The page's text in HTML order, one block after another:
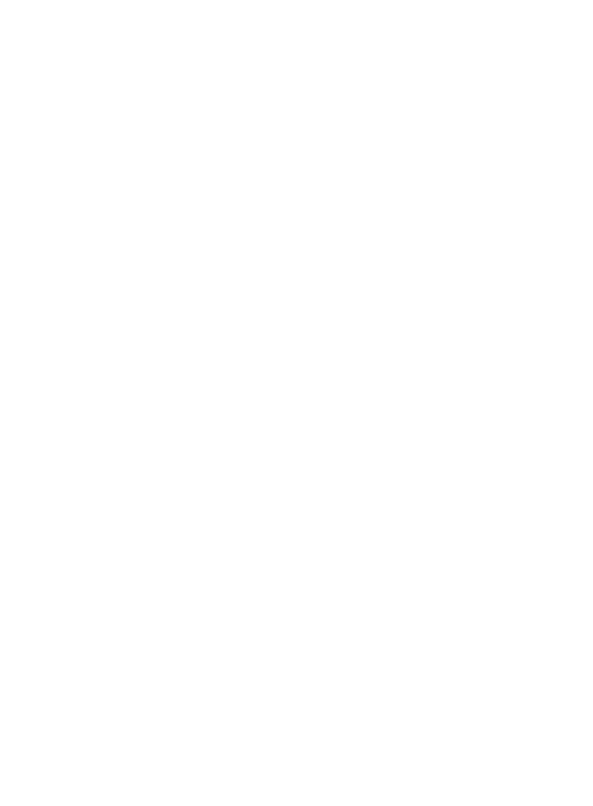
im Dezember 2021! Unsere Tauchguides berichten